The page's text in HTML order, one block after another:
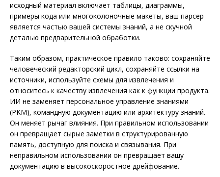
исходный материал включает таблицы, диаграммы,
примеры кода или многоколоночные макеты, ваш парсер
является частью вашей системы знаний, а не скучной
деталью предварительной обработки.
Таким образом, практическое правило таково: сохраняйте
человеческий редакторский цикл, сохраняйте ссылки на
источники, используйте схемы для извлечения и
относитесь к качеству извлечения как к функции продукта.
ИИ не заменяет персональное управление знаниями
(PKM), командную документацию или архитектуру знаний.
Он меняет рычаг влияния. При правильном использовании
он превращает сырые заметки в структурированную
память, доступную для поиска и связывания. При
неправильном использовании он превращает вашу
документацию в высокоскоростное дрейфование.